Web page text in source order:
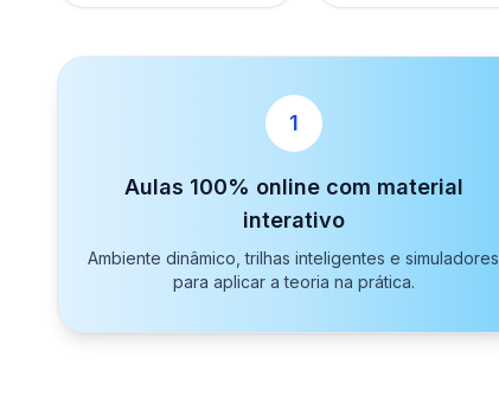
1
Aulas 100% online com material
interativo
Ambiente dinâmico, trilhas inteligentes e simuladores
para aplicar a teoria na prática.